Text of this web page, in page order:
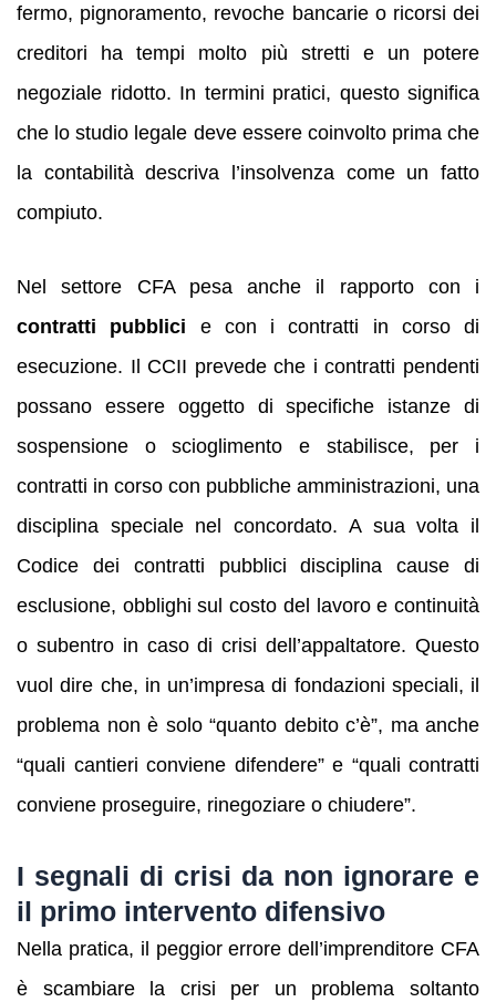
fermo, pignoramento, revoche bancarie o ricorsi dei
creditori ha tempi molto più stretti e un potere
negoziale ridotto. In termini pratici, questo significa
che lo studio legale deve essere coinvolto prima che
la contabilità descriva l’insolvenza come un fatto
compiuto.
Nel settore CFA pesa anche il rapporto con i
contratti pubblici e con i contratti in corso di
esecuzione. Il CCII prevede che i contratti pendenti
possano essere oggetto di specifiche istanze di
sospensione o scioglimento e stabilisce, per i
contratti in corso con pubbliche amministrazioni, una
disciplina speciale nel concordato. A sua volta il
Codice dei contratti pubblici disciplina cause di
esclusione, obblighi sul costo del lavoro e continuità
o subentro in caso di crisi dell’appaltatore. Questo
vuol dire che, in un’impresa di fondazioni speciali, il
problema non è solo “quanto debito c’è”, ma anche
“quali cantieri conviene difendere” e “quali contratti
conviene proseguire, rinegoziare o chiudere”.
I segnali di crisi da non ignorare e
il primo intervento difensivo
Nella pratica, il peggior errore dell’imprenditore CFA
è scambiare la crisi per un problema soltanto